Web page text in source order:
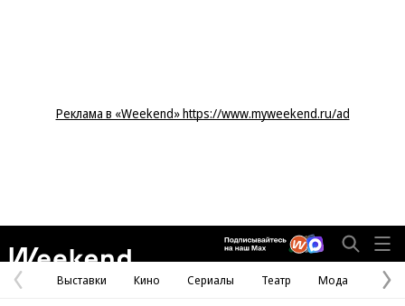
Реклама в «Weekend» https://www.myweekend.ru/ad
Предыдущая
Выставки Кино Сериалы Театр Мода